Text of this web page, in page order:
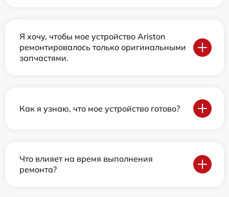
Я хочу, чтобы мое устройство Ariston
ремонтировалось только оригинальными
запчастями.
Как я узнаю, что мое устройство готово?
Что влияет на время выполнения
ремонта?